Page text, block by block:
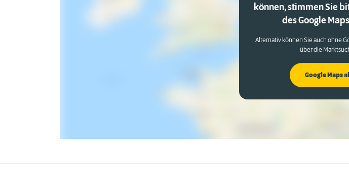
können, stimmen Sie
des Google
Alternativ können Sie auch ohne
über die
Google Maps